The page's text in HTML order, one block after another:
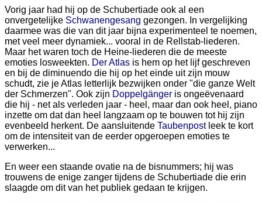
Vorig jaar had hij op de Schubertiade ook al een
onvergetelijke Schwanengesang gezongen. In vergelijking
daarmee was die van dit jaar bijna experimenteel te noemen,
met veel meer dynamiek... vooral in de Rellstab-liederen.
Maar het waren toch de Heine-liederen die de meeste
emoties losweekten. Der Atlas is hem op het lijf geschreven
en bij de diminuendo die hij op het einde uit zijn mouw
schudt, zie je Atlas letterlijk bezwijken onder "die ganze Welt
der Schmerzen". Ook zijn Doppelgänger is ongeëvenaard
die hij - net als verleden jaar - heel, maar dan ook heel, piano
inzette om dat dan heel langzaam op te bouwen tot hij zijn
evenbeeld herkent. De aansluitende Taubenpostleek te kort
om de intensiteit van de eerder opgeroepen emoties te
verwerken...
En weer een staande ovatie na de bisnummers; hij was
trouwens de enige zanger tijdens de Schubertiade die erin
slaagde om dit van het publiek gedaan te krijgen.